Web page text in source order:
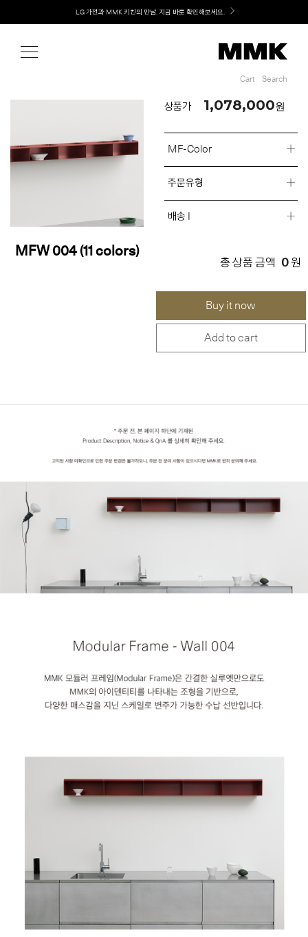
Welcome! 신규 회원가입 시 MMK Shop Coupon (총 60만원) 지급
Cart Search
MFW 004 (11 colors)
상품가 1,078,000원
MF-Color
주문유형
배송 I
총 상품 금액 0 원
Buy it now
Add to cart